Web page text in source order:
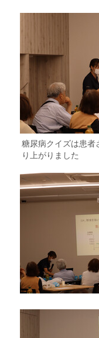
糖尿病クイズは患者
り上がりました